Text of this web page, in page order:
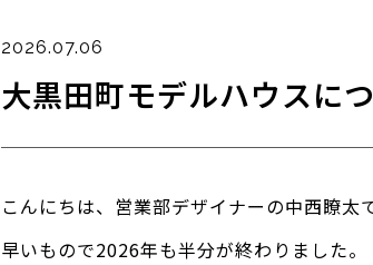
2026.07.06
大黒田町モデルハウスに
こんにちは、営業部デザイナーの中西瞭太
早いもので2026年も半分が終わりました。